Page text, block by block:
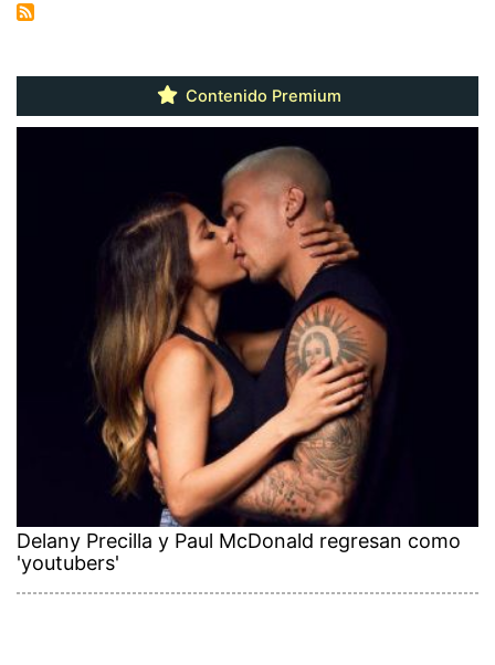
Contenido Premium
Delany Precilla y Paul McDonald regresan como
'youtubers'